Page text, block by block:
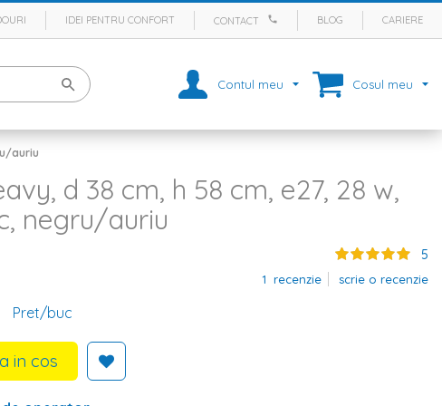
IDEI PENTRU CONFORT CONTACT BLOG CARIERE
Contul meu Cosul meu
auriu
d 38 cm, h 58 cm, e27, 28 w,
negru/auriu
5
1 recenzie scrie o recenzie
Pret/buc
in cos